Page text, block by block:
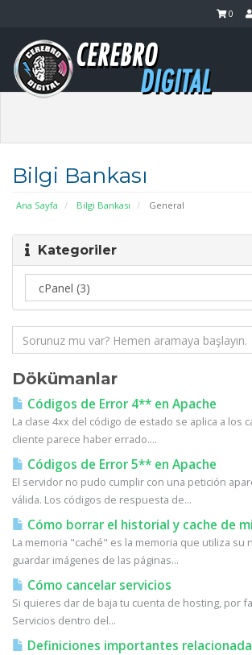
0
Bilgi Bankası
Ana Sayfa Bilgi Bankası General
Kategoriler
Dökümanlar
Códigos de Error 4** en Apache
La clase 4xx del código de estado se aplica a los
cliente parece haber errado....
Códigos de Error 5** en Apache
El servidor no pudo cumplir con una petición
válida. Los códigos de respuesta de...
Cómo borrar el historial y cache de
La memoria "caché" es la memoria que utiliza su
guardar imágenes de las páginas...
Cómo cancelar servicios
Si quieres dar de baja tu cuenta de hosting, por
Servicios dentro del...
Definiciones importantes